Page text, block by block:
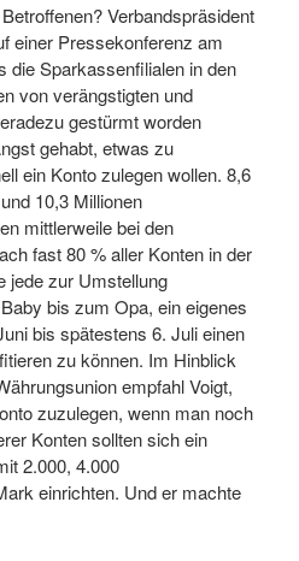
Verbandspräsident
einer Pressekonferenz am
die Sparkassenfilialen in den
von verängstigten und
gestürmt worden
gehabt, etwas zu
ein Konto zulegen wollen. 8,6
10,3 Millionen
mittlerweile bei den
fast 80 % aller Konten in der
jede zur Umstellung
bis zum Opa, ein eigenes
bis spätestens 6. Juli einen
zu können. Im Hinblick
empfahl Voigt,
zuzulegen, wenn man noch
Konten sollten sich ein
2.000, 4.000
einrichten. Und er machte